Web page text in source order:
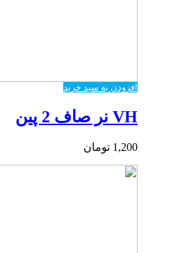
افزودن به سبد خرید
VH نر صاف 2 پین
1,200 تومان